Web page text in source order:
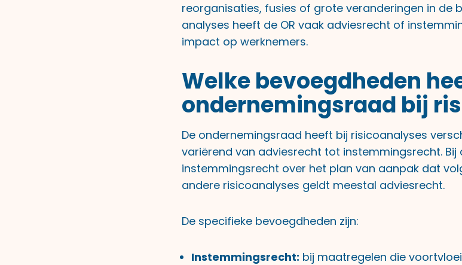
reorganisaties, fusies of grote veranderingen in de
analyses heeft de OR vaak adviesrecht of
impact op werknemers.
Welke bevoegdheden
ondernemingsraad bij
De ondernemingsraad heeft bij risicoanalyses
variërend van adviesrecht tot instemmingsrecht. Bij
instemmingsrecht over het plan van aanpak dat
andere risicoanalyses geldt meestal adviesrecht.
De specifieke bevoegdheden zijn:
Instemmingsrecht: bij maatregelen die